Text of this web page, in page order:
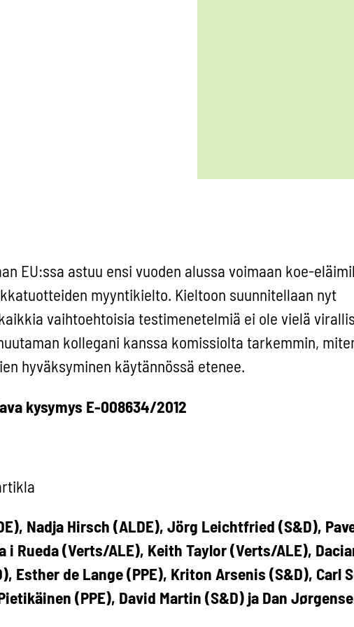
EU:ssa astuu ensi vuoden alussa voimaan koe-
myyntikielto. Kieltoon suunnitellaan nyt
vaihtoehtoisia testimenetelmiä ei ole vielä
kollegani kanssa komissiolta tarkemmin,
hyväksyminen käytännössä etenee.
kysymys E-008634/2012
Nadja Hirsch (ALDE), Jörg Leichtfried (S&D),
i Rueda (Verts/ALE), Keith Taylor (Verts/ALE),
Esther de Lange (PPE), Kriton Arsenis (S&D), Carl
(PPE), David Martin (S&D) ja Dan